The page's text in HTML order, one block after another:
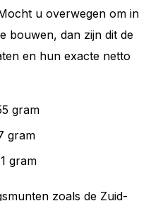
u overwegen om in
bouwen, dan zijn dit de
en hun exacte netto
gram
gram
gram
zoals de Zuid-